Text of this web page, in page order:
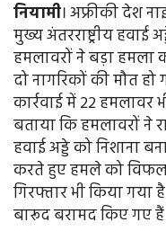
नियामी। अफ्रीकी देश
मुख्य अंतरराष्ट्रीय
हमलावरों ने बड़ा हमला
दो नागरिकों की मौत
कार्रवाई में 22 हमलावर
बताया कि हमलावरों ने
हवाई अड्डे को निशाना
करते हुए हमले को विफल
गिरफ्तार भी किया
बारूद बरामद किए गए